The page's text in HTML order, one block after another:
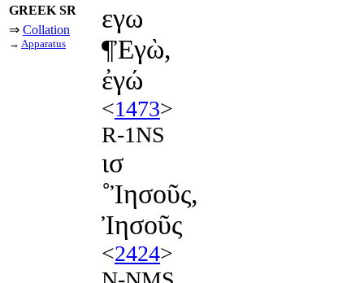
GREEK SR
⇒ Collation
→ Apparatus
εγω
¶Ἐγὼ,
ἐγώ
<1473>
R-1NS
ισ
˚Ἰησοῦς,
Ἰησοῦς
<2424>